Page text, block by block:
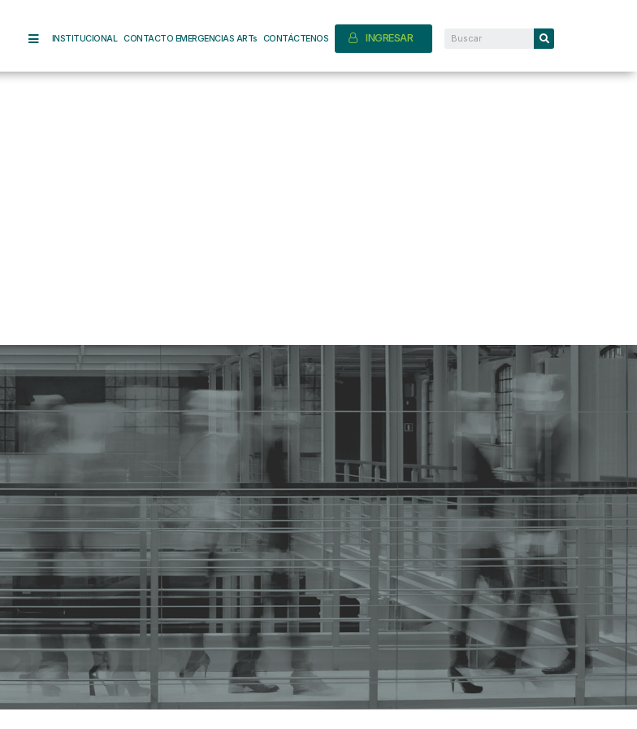
INSTITUCIONAL CONTACTO EMERGENCIAS ARTs CONTÁCTENOS INGRESAR